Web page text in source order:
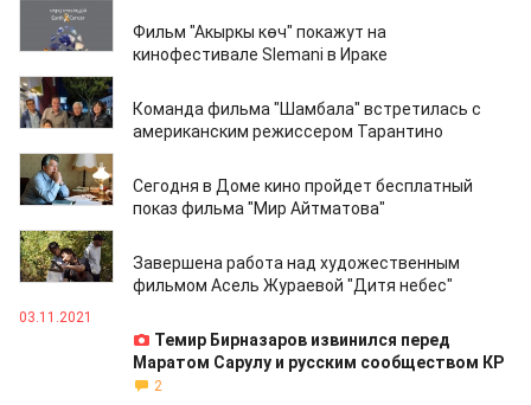
18.12.2021
Фильм "Акыркы көч" покажут на
кинофестивале Slemani в Ираке
12.12.2021
Команда фильма "Шамбала" встретилась с
американским режиссером Тарантино
10.12.2021
Сегодня в Доме кино пройдет бесплатный
показ фильма "Мир Айтматова"
03.12.2021
Завершена работа над художественным
фильмом Асель Жураевой "Дитя небес"
03.11.2021
Темир Бирназаров извинился перед
Маратом Сарулу и русским сообществом КР
2